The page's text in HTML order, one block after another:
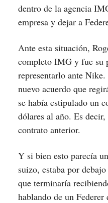
dentro de la agencia
empresa y dejar a
Ante esta situación,
completo IMG y fue su
representarlo ante
nuevo acuerdo que
se había estipulado un
dólares al año. Es
contrato anterior.
Y si bien esto parecía
suizo, estaba por
que terminaría
hablando de un Federer